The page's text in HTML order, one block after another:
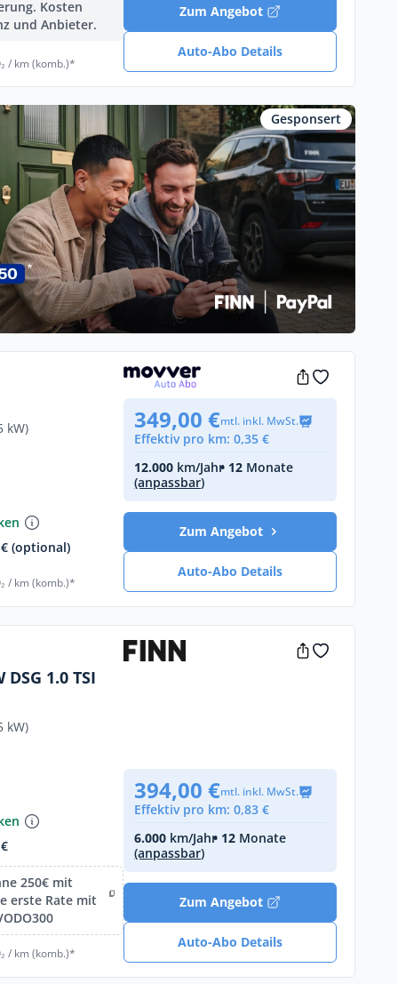
Kosten
und Anbieter.
/ km (komb.)*
Zum Angebot
Auto-Abo Details
Gesponsert
kW)
(optional)
/ km (komb.)*
349,00 €mtl. inkl. MwSt.
Effektiv pro km: 0,35 €
12.000 km/Jahr• 12 Monate
(anpassbar)
Zum Angebot
Auto-Abo Details
kW)
250€ mit
erste Rate mit
/ km (komb.)*
394,00 €mtl. inkl. MwSt.
Effektiv pro km: 0,83 €
6.000 km/Jahr• 12 Monate
(anpassbar)
Zum Angebot
Auto-Abo Details